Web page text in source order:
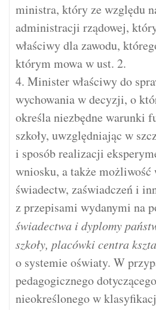
ministra, który ze względu
administracji rządowej,
właściwy dla zawodu,
którym mowa w ust. 2.
4. Minister właściwy do
wychowania w decyzji, o
określa niezbędne warunki
szkoły, uwzględniając w
i sposób realizacji
wniosku, a także możliwość
świadectw, zaświadczeń i
z przepisami wydanymi na
świadectwa i dyplomy
szkoły, placówki centra
o systemie oświaty. W
pedagogicznego
nieokreślonego w